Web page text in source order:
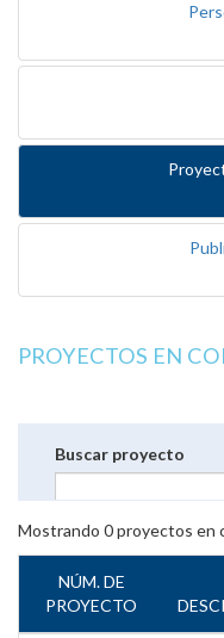
PROYECTOS EN
Buscar proyecto
Mostrando 0proyectos en
NÚM. DE
PROYECTO